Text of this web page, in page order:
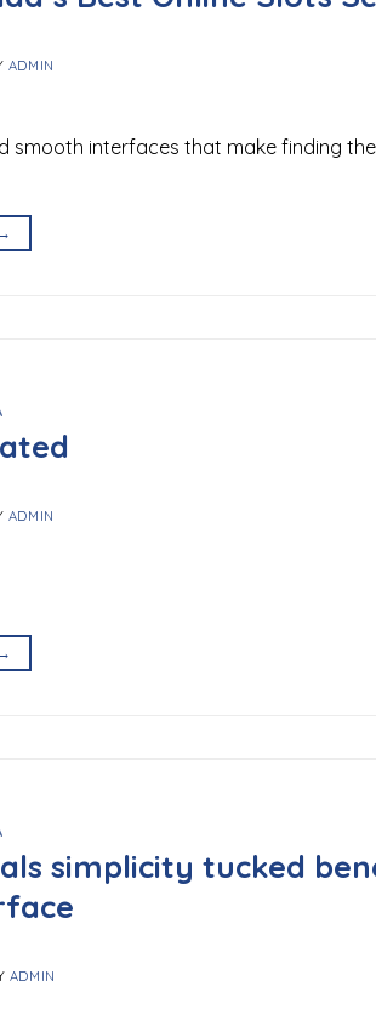
ADMIN
smooth interfaces that make finding
→
ADMIN
→
simplicity tucked
ADMIN